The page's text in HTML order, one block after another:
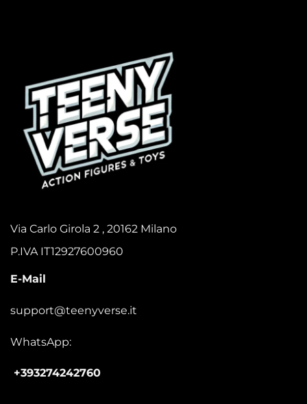
Via Carlo Girola 2 , 20162 Milano
P.IVA IT12927600960
E-Mail
support@teenyverse.it
WhatsApp:
+393274242760